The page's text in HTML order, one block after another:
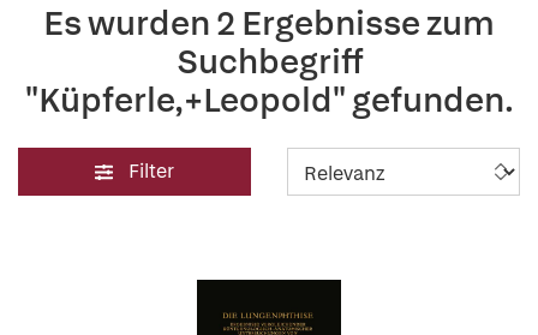
Es wurden 2 Ergebnisse zum
Suchbegriff
"Küpferle,+Leopold" gefunden.
Filter